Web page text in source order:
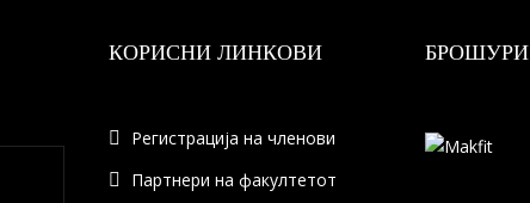
КОРИСНИ ЛИНКОВИ
Регистрација на членови
Партнери на факултетот
БРОШУРИ